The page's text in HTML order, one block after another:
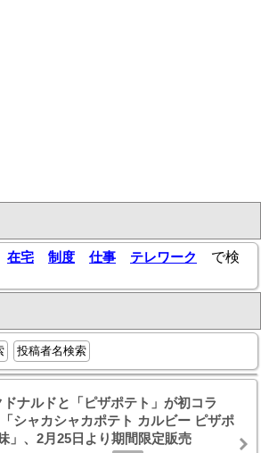
在宅 制度 仕事 テレワーク
で検
投稿者名検索
ドナルドと「ピザポテト」が初コラ
シャカシャカポテト カルビー ピザポ
」、2月25日より期間限定販売